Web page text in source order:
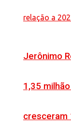
Jerônimo
1,35
cresceram